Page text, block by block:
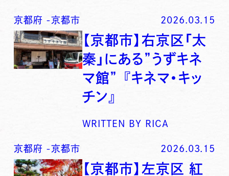
京都府 -京都市 2026.03.15
【京都市】右京区「太
秦」にある”うずキネ
マ館” 『キネマ・キッ
チン』
WRITTEN BY RICA
京都府 -京都市 2026.03.15
【京都市】左京区 紅